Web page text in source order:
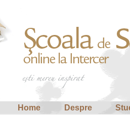
Despre
Home